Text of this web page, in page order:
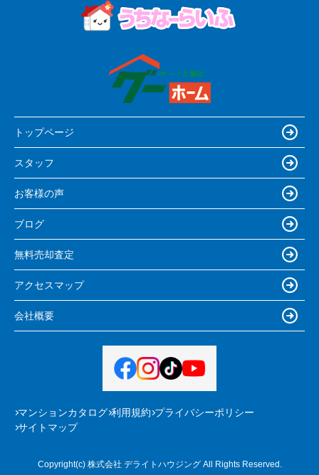
トップページ
スタッフ
お客様の声
ブログ
無料売却査定
アクセスマップ
会社概要
マンションカタログ 利用規約 プライバシーポリシー
サイトマップ
Copyright(c) 株式会社 デライトハウジング All Rights Reserved.